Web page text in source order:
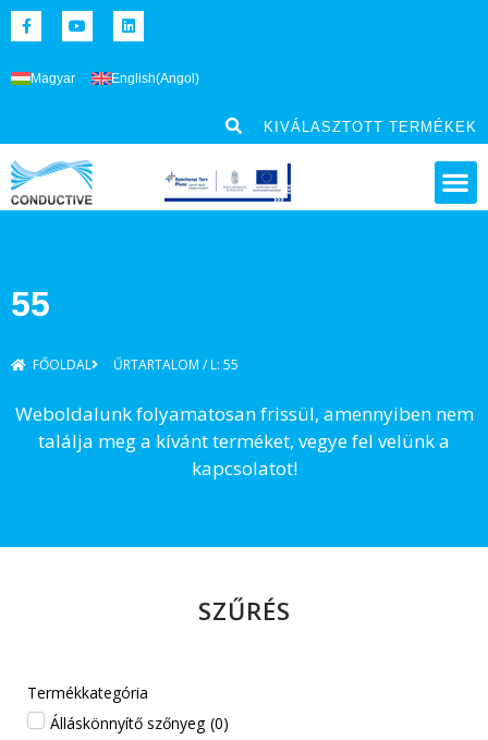
Magyar English(Angol )
KIVÁLASZTOTT TERMÉKEK
55
FŐOLDAL ŰRTARTALOM / L: 55
Weboldalunk folyamatosan frissül, amennyiben nem
találja meg a kívánt terméket, vegye fel velünk a
kapcsolatot!​
SZŰRÉS
Termékkategória
Álláskönnyítő szőnyeg (0)